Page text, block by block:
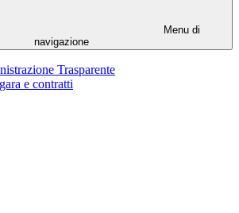
Menu di
navigazione
Trasparente
e contratti